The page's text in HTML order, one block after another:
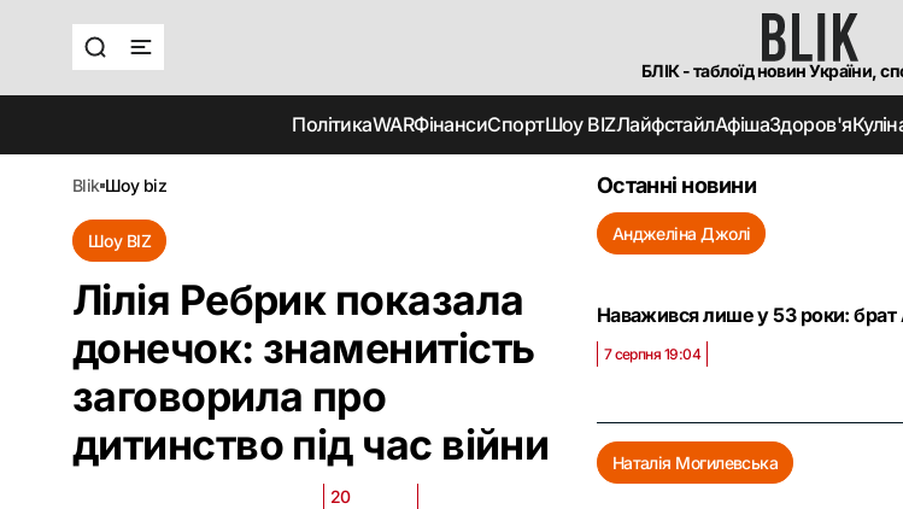
БЛІК - таблоїд новин України,
ПолітикаWARФінансиСпортШоу BIZЛайфстайлАфішаЗдоров'я
blik шоу biz
Шоу BIZ
Лілія Ребрик показала
донечок: знаменитість
заговорила про
дитинство під час війни
20
Останні новини
Анджеліна Джолі
Наважився лише у 53 роки: брат
7 серпня 19:04
Наталія Могилевська